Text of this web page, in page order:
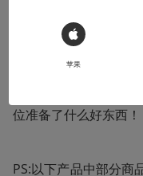
自从核聚变8TH放出
场内都可以买到什么
买买买），今天在这
位准备了什么好东西！
PS:以下产品中部分商
 Sign in with Apple
苹果